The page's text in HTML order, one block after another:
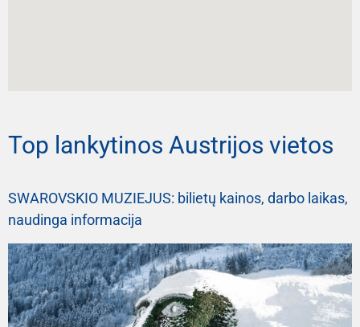
Top lankytinos Austrijos vietos
SWAROVSKIO MUZIEJUS: bilietų kainos, darbo laikas,
naudinga informacija